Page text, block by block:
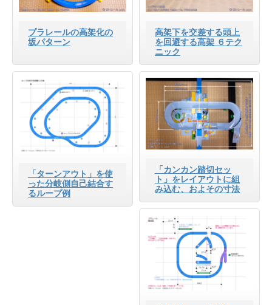
プラレールの高架化の
坂パターン
高架下を交差する頭上
を回避する高架 ６テク
ニック
「ターンアウト」を使
った分岐側自己結合す
るループ例
「カンカン踏切セッ
ト」をレイアウトに組
み込む、およその寸法